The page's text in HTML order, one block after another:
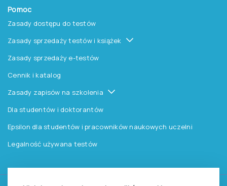
Pomoc
Zasady dostępu do testów
Zasady sprzedaży testów i książek
Zasady sprzedaży e-testów
Cennik i katalog
Zasady zapisów na szkolenia
Dla studentów i doktorantów
Epsilon dla studentów i pracowników naukowych uczelni
Legalność używana testów